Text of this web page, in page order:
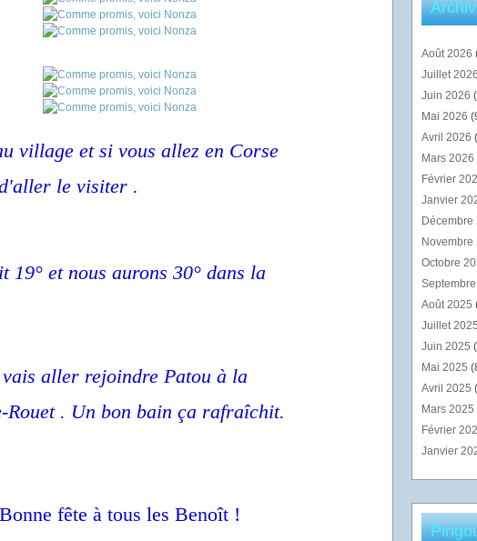
village et si vous allez en Corse
le visiter .
et nous aurons 30° dans la
aller rejoindre Patou à la
Rouet . Un bon bain ça rafraîchit.
Bonne fête à tous les Benoît !
Août 2026
Juillet 2026
Juin 2026
Mai 2026
Avril 2026
Mars 2026
Février
Janvier
Décembre
Novembre
Octobre
Août 2025
Juillet 2025
Juin 2025
Mai 2025
Avril 2025
Mars 2025
Février
Janvier